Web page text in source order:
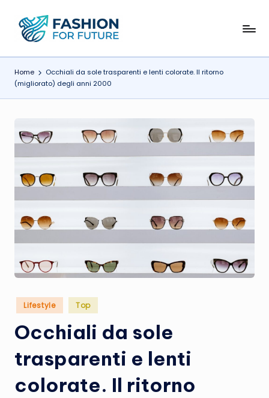
F
a
s
h
o
n
f
o
F
u
t
u
r
e
Home
Occhiali da sole trasparenti e lenti colorate. Il ritorno
(migliorato) degli anni 2000
Posted
in
Lifestyle Top
Occhiali da sole
trasparenti e lenti
colorate. Il ritorno